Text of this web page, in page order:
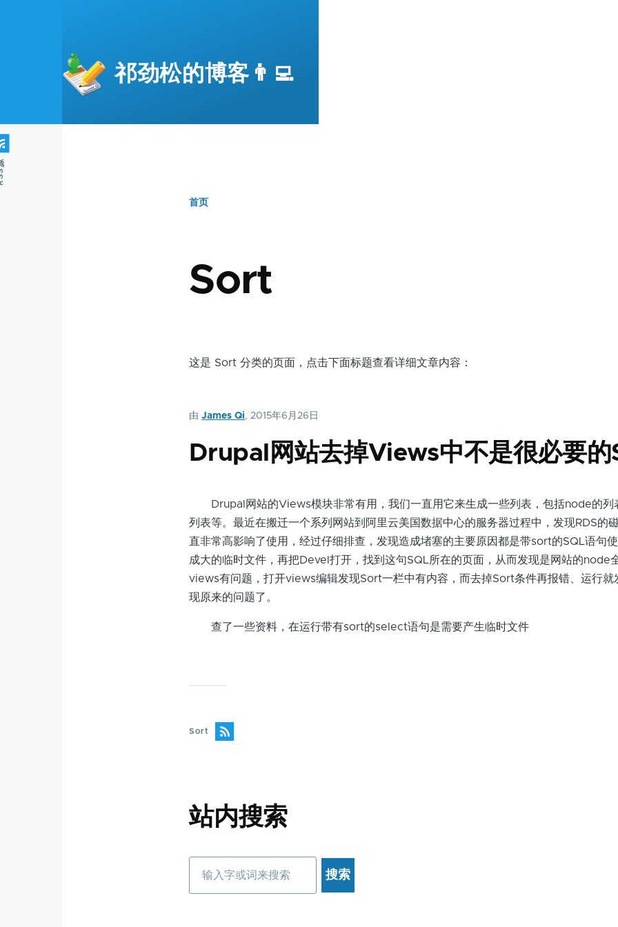
祁劲松的博客👨‍💻
屑
首页
Sort
这是 Sort 分类的页面，点击下面标题查看详细文章内容：
由James Qi, 2015年6月26日
Drupal网站去掉Views中不是很必要
Drupal网站的Views模块非常有用，我们一直用它来生成一些列表，包括node的列
列表等。最近在搬迁一个系列网站到阿里云美国数据中心的服务器过程中，发现RDS的
直非常高影响了使用，经过仔细排查，发现造成堵塞的主要原因都是带sort的SQL语句
成大的临时文件，再把Devel打开，找到这句SQL所在的页面，从而发现是网站的node
views有问题，打开views编辑发现Sort一栏中有内容，而去掉Sort条件再报错、运行就
现原来的问题了。
查了一些资料，在运行带有sort的select语句是需要产生临时文件
Sort
站内搜索